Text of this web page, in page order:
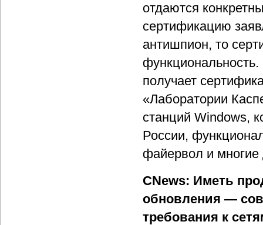
отдаются
сертификацию
антишпион, то
получает
«Лаборатории
станций Windows,
России,
файервол и многие
CNews: Иметь
обновления —
требования к